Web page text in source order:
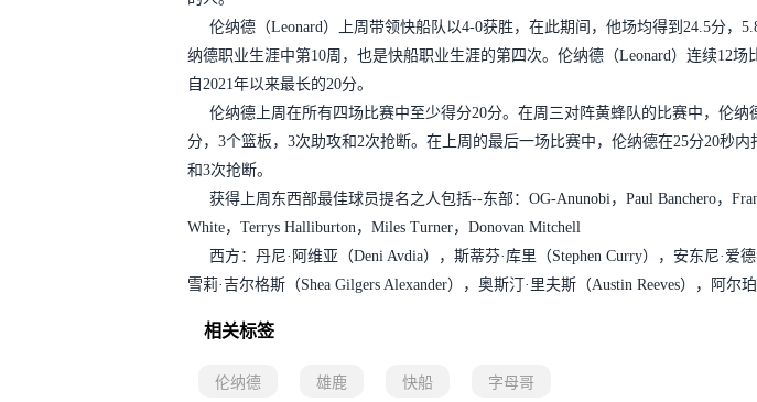
伦纳德（Leonard）上周带领快船队以4-0获胜，在此期间，他场均得到24.5分，
纳德职业生涯中第10周，也是快船职业生涯的第四次。伦纳德（Leonard）连续12场
自2021年以来最长的20分。
伦纳德上周在所有四场比赛中至少得分20分。在周三对阵黄蜂队的比赛中，伦纳
分，3个篮板，3次助攻和2次抢断。在上周的最后一场比赛中，伦纳德在25分20秒内
和3次抢断。
获得上周东西部最佳球员提名之人包括--东部：OG-Anunobi，Paul Banchero，
White，Terrys Halliburton，Miles Turner，Donovan Mitchell
西方：丹尼·阿维亚（Deni Avdia），斯蒂芬·库里（Stephen Curry），安东尼·爱德
雪莉·吉尔格斯（Shea Gilgers Alexander），奥斯汀·里夫斯（Austin Reeves），阿尔
相关标签
伦纳德 雄鹿 快船 字母哥